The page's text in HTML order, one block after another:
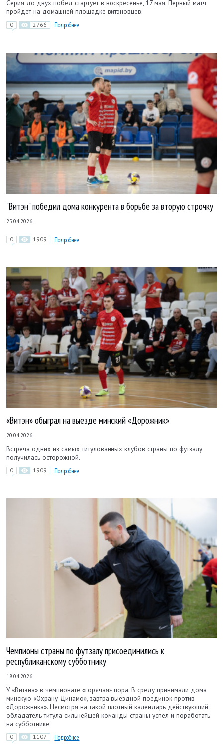
Серия до двух побед стартует в воскресенье, 17 мая. Первый матч
пройдёт на домашней площадке витэновцев.
0 2766 Подробнее
"Витэн" победил дома конкурента в борьбе за вторую строчку
25.04.2026
0 1909 Подробнее
«Витэн» обыграл на выезде минский «Дорожник»
20.04.2026
Встреча одних из самых титулованных клубов страны по футзалу
получилась осторожной.
0 1909 Подробнее
Чемпионы страны по футзалу присоединились к
республиканскому субботнику
18.04.2026
У «Витэна» в чемпионате «горячая» пора. В среду принимали дома
минскую «Охрану-Динамо», завтра выездной поединок против
«Дорожника». Несмотря на такой плотный календарь действующий
обладатель титула сильнейшей команды страны успел и поработать
на субботнике.
0 1107 Подробнее